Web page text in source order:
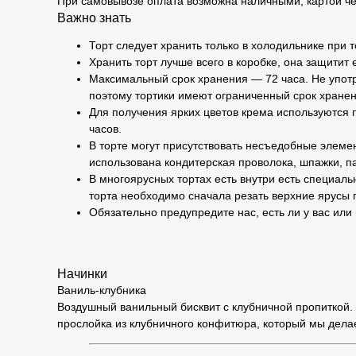
Важно знать
Торт следует хранить только в холодильнике
Хранить торт лучше всего в коробке, она
Максимальный срок хранения — 72 часа. Не
поэтому тортики имеют ограниченный срок
Для получения ярких цветов крема
часов.
В торте могут присутствовать несъедобные
использована кондитерская проволока, шпажки,
В многоярусных тортах есть внутри есть
торта необходимо сначала резать верхние ярусы
Обязательно предупредите нас, есть ли у вас
Начинки
Ваниль-клубника
Воздушный ванильный бисквит с клубничной
прослойка из клубничного конфитюра, который мы